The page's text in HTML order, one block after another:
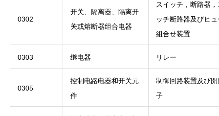
0302
开关、隔离器、隔离开
关或熔断器组合电器
スイッチ，断路器
ッチ断路器及びヒ
組合せ装置
0303 继电器 リレー
0305
控制电路电器和开关元
件
制御回路装置及び開
子